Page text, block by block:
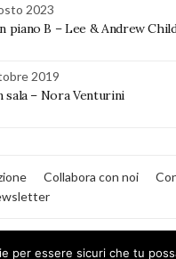
2023
piano B – Lee & Andrew
2019
sala – Nora Venturini
Collabora con noi
per essere sicuri che tu